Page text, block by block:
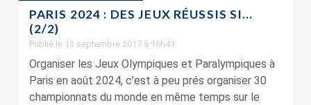
PARIS 2024 : DES JEUX RÉUSSIS SI…
(2/2)
Publié le 13 septembre 2017 à 16h41
Organiser les Jeux Olympiques et Paralympiques à
Paris en août 2024, c’est à peu prés organiser 30
championnats du monde en même temps sur le